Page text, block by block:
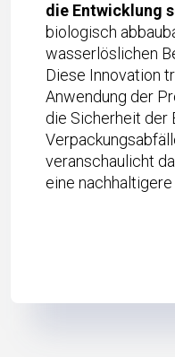
die Entwicklung
biologisch
wasserlöslichen
Diese Innovation
Anwendung der
die Sicherheit der
veranschaulicht
eine nachhaltigere